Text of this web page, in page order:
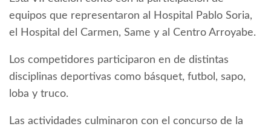
equipos que representaron al Hospital Pablo Soria,
el Hospital del Carmen, Same y al Centro Arroyabe.
Los competidores participaron en de distintas
disciplinas deportivas como básquet, futbol, sapo,
loba y truco.
Las actividades culminaron con el concurso de la